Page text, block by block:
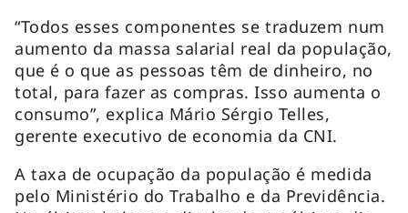
“Todos esses componentes se traduzem num
aumento da massa salarial real da população,
que é o que as pessoas têm de dinheiro, no
total, para fazer as compras. Isso aumenta o
consumo”, explica Mário Sérgio Telles,
gerente executivo de economia da CNI.
A taxa de ocupação da população é medida
pelo Ministério do Trabalho e da Previdência.